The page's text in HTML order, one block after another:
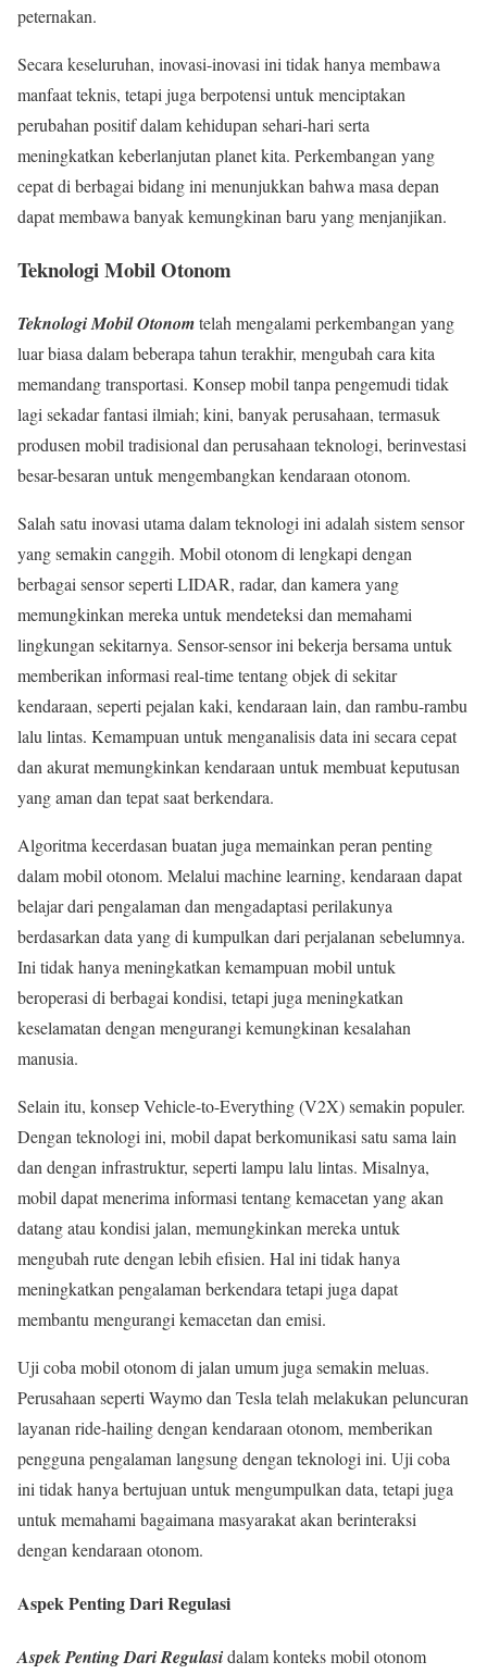
peternakan.
Secara keseluruhan, inovasi-inovasi ini tidak hanya membawa
manfaat teknis, tetapi juga berpotensi untuk menciptakan
perubahan positif dalam kehidupan sehari-hari serta
meningkatkan keberlanjutan planet kita. Perkembangan yang
cepat di berbagai bidang ini menunjukkan bahwa masa depan
dapat membawa banyak kemungkinan baru yang menjanjikan.
Teknologi Mobil Otonom
Teknologi Mobil Otonomtelah mengalami perkembangan yang
luar biasa dalam beberapa tahun terakhir, mengubah cara kita
memandang transportasi. Konsep mobil tanpa pengemudi tidak
lagi sekadar fantasi ilmiah; kini, banyak perusahaan, termasuk
produsen mobil tradisional dan perusahaan teknologi, berinvestasi
besar-besaran untuk mengembangkan kendaraan otonom.
Salah satu inovasi utama dalam teknologi ini adalah sistem sensor
yang semakin canggih. Mobil otonom di lengkapi dengan
berbagai sensor seperti LIDAR, radar, dan kamera yang
memungkinkan mereka untuk mendeteksi dan memahami
lingkungan sekitarnya. Sensor-sensor ini bekerja bersama untuk
memberikan informasi real-time tentang objek di sekitar
kendaraan, seperti pejalan kaki, kendaraan lain, dan rambu-rambu
lalu lintas. Kemampuan untuk menganalisis data ini secara cepat
dan akurat memungkinkan kendaraan untuk membuat keputusan
yang aman dan tepat saat berkendara.
Algoritma kecerdasan buatan juga memainkan peran penting
dalam mobil otonom. Melalui machine learning, kendaraan dapat
belajar dari pengalaman dan mengadaptasi perilakunya
berdasarkan data yang di kumpulkan dari perjalanan sebelumnya.
Ini tidak hanya meningkatkan kemampuan mobil untuk
beroperasi di berbagai kondisi, tetapi juga meningkatkan
keselamatan dengan mengurangi kemungkinan kesalahan
manusia.
Selain itu, konsep Vehicle-to-Everything (V2X) semakin populer.
Dengan teknologi ini, mobil dapat berkomunikasi satu sama lain
dan dengan infrastruktur, seperti lampu lalu lintas. Misalnya,
mobil dapat menerima informasi tentang kemacetan yang akan
datang atau kondisi jalan, memungkinkan mereka untuk
mengubah rute dengan lebih efisien. Hal ini tidak hanya
meningkatkan pengalaman berkendara tetapi juga dapat
membantu mengurangi kemacetan dan emisi.
Uji coba mobil otonom di jalan umum juga semakin meluas.
Perusahaan seperti Waymo dan Tesla telah melakukan peluncuran
layanan ride-hailing dengan kendaraan otonom, memberikan
pengguna pengalaman langsung dengan teknologi ini. Uji coba
ini tidak hanya bertujuan untuk mengumpulkan data, tetapi juga
untuk memahami bagaimana masyarakat akan berinteraksi
dengan kendaraan otonom.
Aspek Penting Dari Regulasi
Aspek Penting Dari Regulasidalam konteks mobil otonom